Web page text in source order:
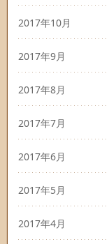
2017年10月
2017年9月
2017年8月
2017年7月
2017年6月
2017年5月
2017年4月